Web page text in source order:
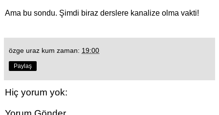
Ama bu sondu. Şimdi biraz derslere kanalize olma vakti!
özge uraz kum zaman: 19:00
Paylaş
Hiç yorum yok: